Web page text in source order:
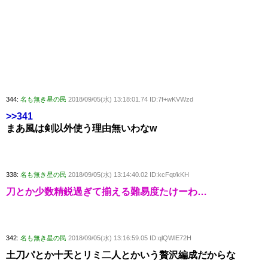
344: 名も無き星の民 2018/09/05(水) 13:18:01.74 ID:7f+wKVWzd
>>341
まあ風は剣以外使う理由無いわなw
338: 名も無き星の民 2018/09/05(水) 13:14:40.02 ID:kcFqt/kKH
刀とか少数精鋭過ぎて揃える難易度たけーわ…
342: 名も無き星の民 2018/09/05(水) 13:16:59.05 ID:qlQWlE72H
土刀パとか十天とリミ二人とかいう贅沢編成だからな